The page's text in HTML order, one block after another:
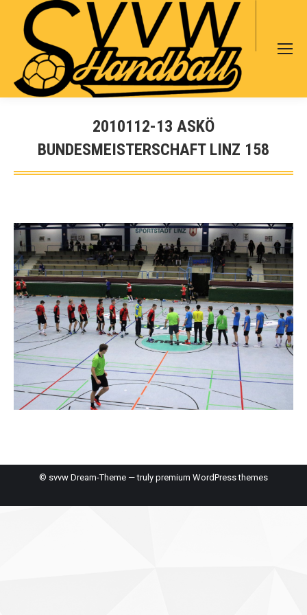
Search:
2010112-13 ASKÖ
BUNDESMEISTERSCHAFT LINZ 158
Sie befinden sich hier:
© svvw Dream-Theme — truly premium WordPress themes